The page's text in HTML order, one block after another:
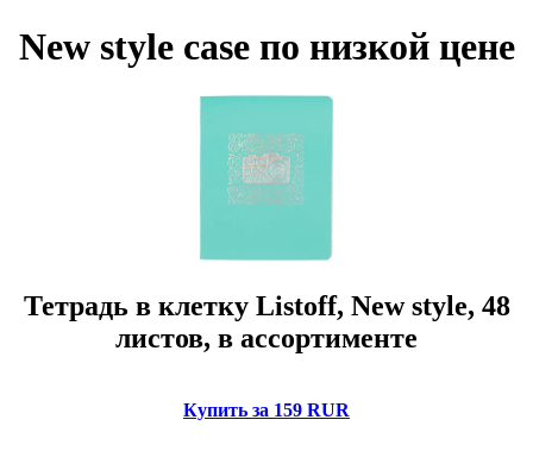
New style case по низкой цене
Тетрадь в клетку Listoff, New style, 48
листов, в ассортименте
Купить за 159 RUR